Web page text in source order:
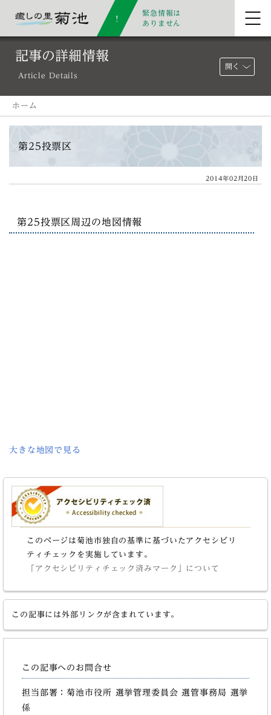
緊急情報は
ありません
記事の詳細情報
Article Details
開く
ホーム
第25投票区
2014年02月20日
第25投票区周辺の地図情報
大きな地図で見る
このページは菊池市独自の基準に基づいたアクセシビリ
ティチェックを実施しています。
「アクセシビリティチェック済みマーク」について
この記事には外部リンクが含まれています。
この記事へのお問合せ
担当部署：菊池市役所 選挙管理委員会 選管事務局 選挙
係